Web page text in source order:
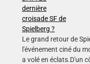
Le grand retour de
l'événement ciné du
a volé en éclats.D'un